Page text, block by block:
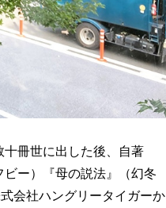
冊世に出した後、自著
ビー）『母の説法』（幻冬
会社ハングリータイガーか